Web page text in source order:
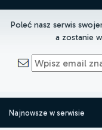
Poleć nasz serwis
a zostanie
Najnowsze w serwisie